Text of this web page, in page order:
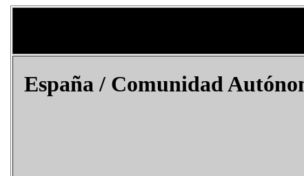
España/ Comunidad